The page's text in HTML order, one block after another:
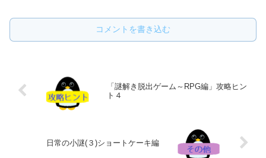
コメントを書き込む
「謎解き脱出ゲーム～RPG編」攻略ヒン
ト４
日常の小謎(３)ショートケーキ編